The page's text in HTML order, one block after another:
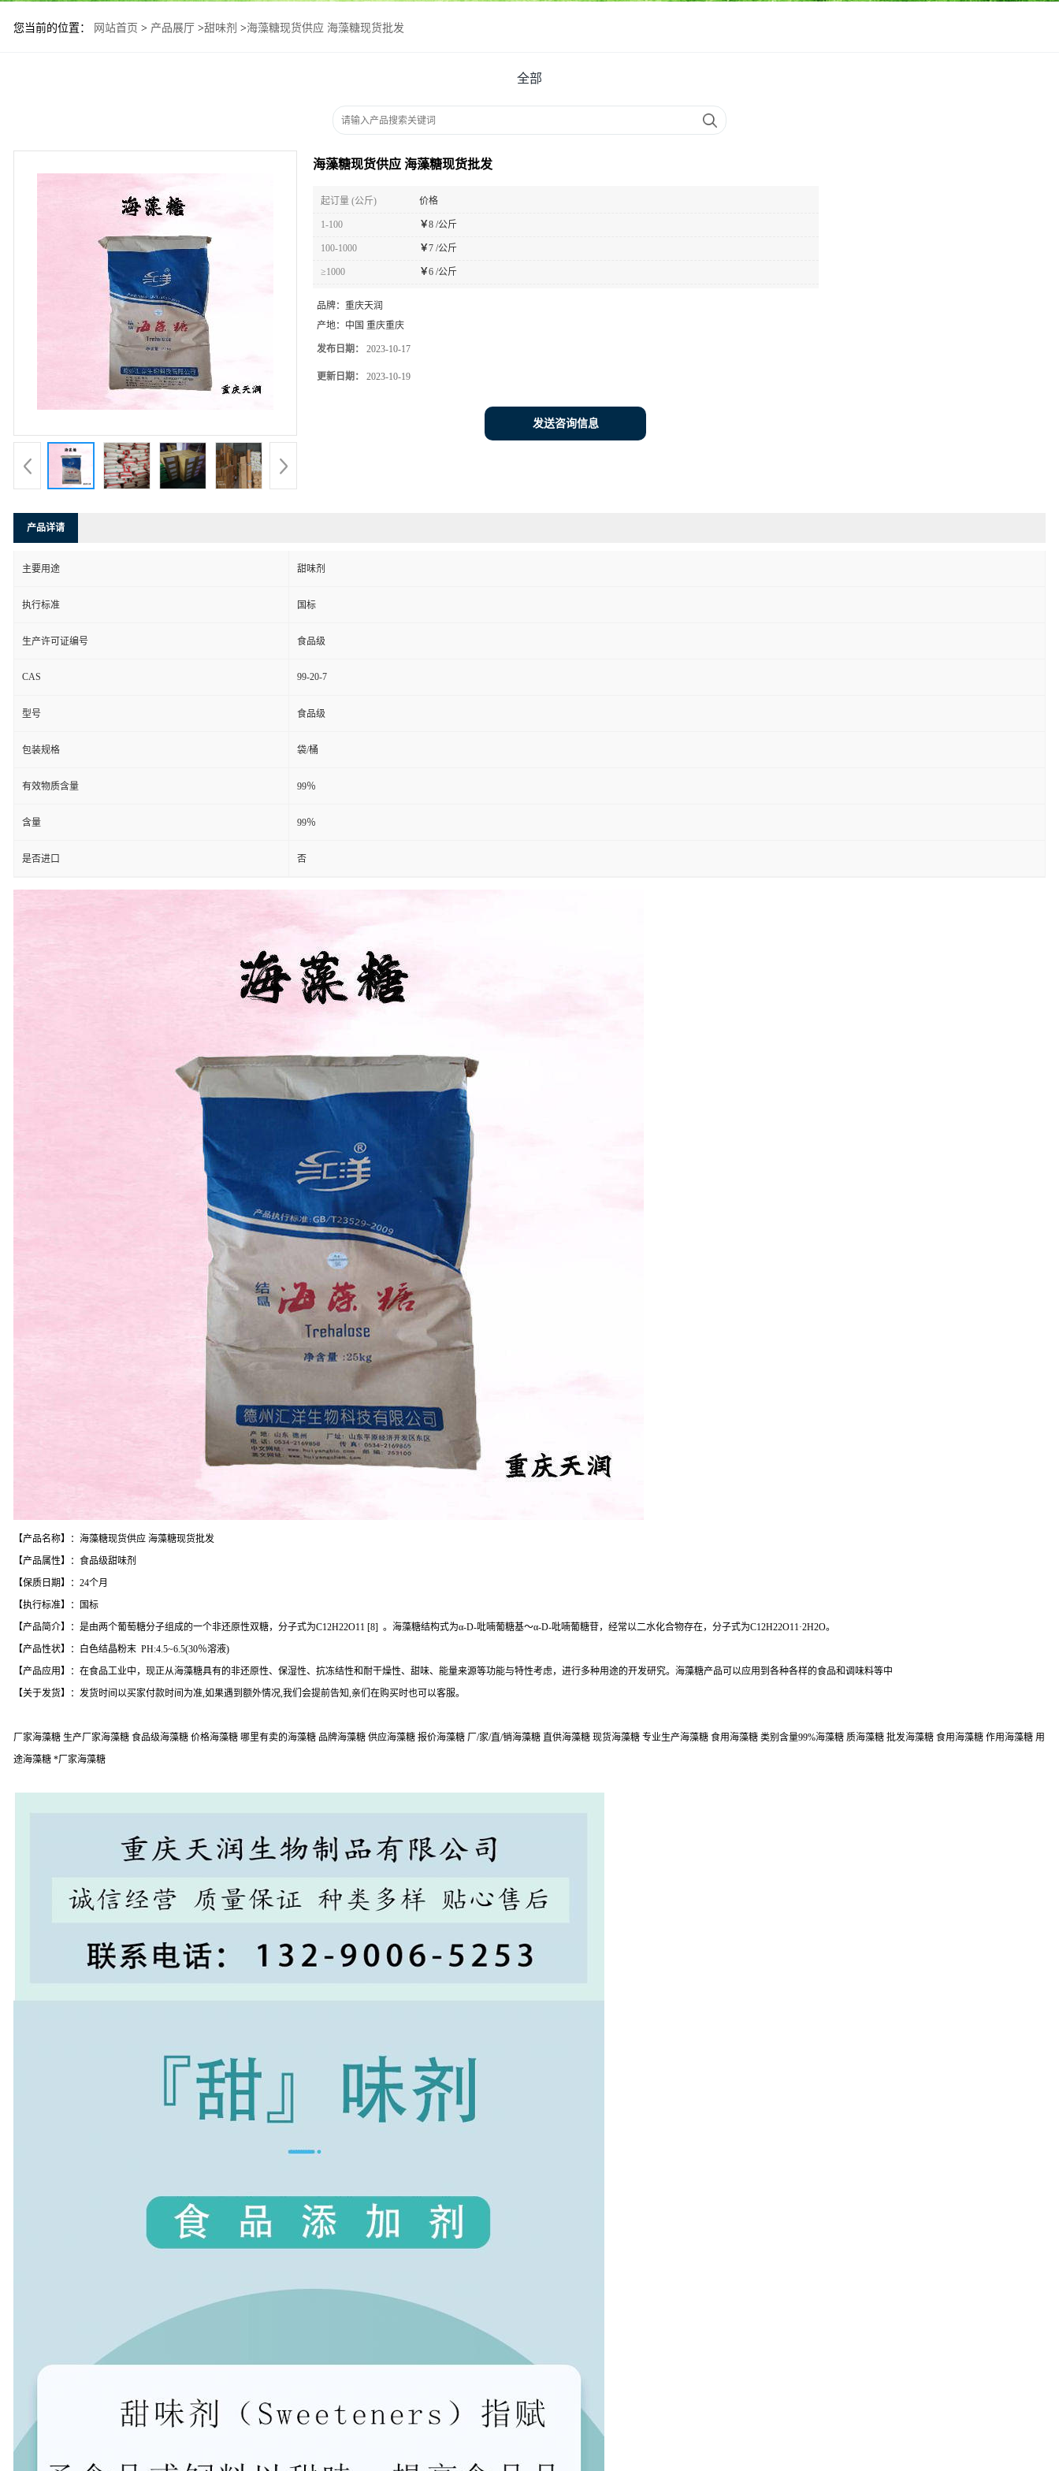
您当前的位置： 网站首页 > 产品展厅 >甜味剂 >海藻糖现货供应 海藻糖现货批发
全部
海藻糖现货供应 海藻糖现货批发
起订量 (公斤) 价格
1-100 ￥8 /公斤
100-1000 ￥7 /公斤
≥1000 ￥6 /公斤
品牌： 重庆天润
产地： 中国 重庆重庆
发布日期： 2023-10-17
更新日期： 2023-10-19
发送咨询信息
产品详请
主要用途 甜味剂
执行标准 国标
生产许可证编号 食品级
CAS 99-20-7
型号 食品级
包装规格 袋/桶
有效物质含量 99％
含量 99％
是否进口 否
【产品名称】：海藻糖现货供应 海藻糖现货批发
【产品属性】：食品级甜味剂
【保质日期】：24个月
【执行标准】：国标
【产品简介】：是由两个葡萄糖分子组成的一个非还原性双糖，分子式为C12H22O11 [8] 。海藻糖结构式为α-D-吡喃葡糖基～α-D-吡喃葡糖苷，经常以二水化合物存在，分子式为C12H22O11·2H2O。
【产品性状】：白色结晶粉末 PH:4.5~6.5(30％溶液)
【产品应用】：在食品工业中，现正从海藻糖具有的非还原性、保湿性、抗冻结性和耐干燥性、甜味、能量来源等功能与特性考虑，进行多种用途的开发研究。海藻糖产品可以应用到各种各样的食品和调味料等中
【关于发货】：发货时间以买家付款时间为准,如果遇到额外情况,我们会提前告知,亲们在购买时也可以客服。
厂家海藻糖 生产厂家海藻糖 食品级海藻糖 价格海藻糖 哪里有卖的海藻糖 品牌海藻糖 供应海藻糖 报价海藻糖 厂/家/直/销海藻糖 直供海藻糖 现货海藻糖 专业生产海藻糖 食用海藻糖 类别含量99%海藻糖 质海藻糖 批发海藻糖 食用海藻糖 作用海藻糖 用
途海藻糖 *厂家海藻糖